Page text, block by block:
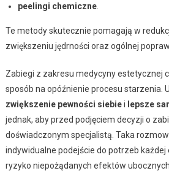
peelingi chemiczne.
Te metody skutecznie pomagają w
zwiększeniu jędrności oraz ogólnej
Zabiegi z zakresu medycyny estetycznej
sposób na opóźnienie procesu starzenia.
zwiększenie pewności siebiei lepsze
jednak, aby przed podjęciem decyzji o
doświadczonym specjalistą. Taka
indywidualne podejście do potrzeb każdej
ryzyko niepożądanych efektów ubocznych.